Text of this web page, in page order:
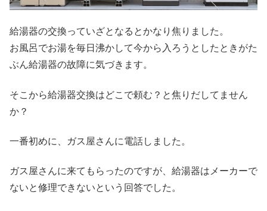
給湯器の交換っていざとなるとかなり焦りました。
お風呂でお湯を毎日沸かして今から入ろうとしたときがた
ぶん給湯器の故障に気づきます。
そこから給湯器交換はどこで頼む？と焦りだしてません
か？
一番初めに、ガス屋さんに電話しました。
ガス屋さんに来てもらったのですが、給湯器はメーカーで
ないと修理できないという回答でした。